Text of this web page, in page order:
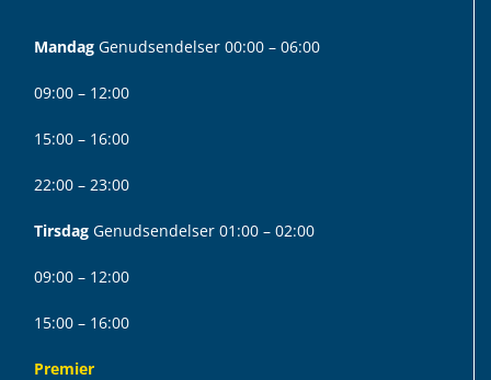
Mandag Genudsendelser 00:00 – 06:00
09:00 – 12:00
15:00 – 16:00
22:00 – 23:00
Tirsdag Genudsendelser 01:00 – 02:00
09:00 – 12:00
15:00 – 16:00
Premier